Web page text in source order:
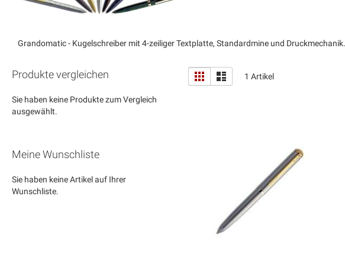
Grandomatic - Kugelschreiber mit 4-zeiliger Textplatte, Standardmine und Druckmechanik.
Anzeigen
als
Liste Liste 1 Artikel
Produkte vergleichen
Sie haben keine Produkte zum Vergleich
ausgewählt.
Meine Wunschliste
Sie haben keine Artikel auf Ihrer
Wunschliste.